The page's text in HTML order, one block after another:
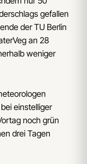
gefallen
der TU Berlin
an 28
weniger
einstelliger
noch grün
drei Tagen